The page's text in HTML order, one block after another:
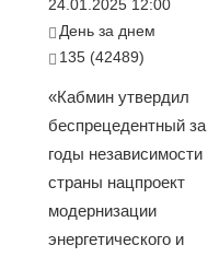
24.01.2025 12:00
День за днем
135 (42489)
«Кабмин утвердил
беспрецедентный за
годы независимости
страны нацпроект
модернизации
энергетического и